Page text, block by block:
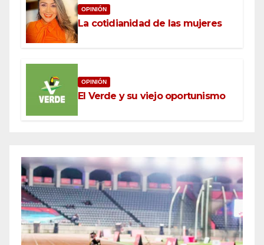
OPINIÓN
La cotidianidad de las mujeres
OPINIÓN
El Verde y su viejo oportunismo